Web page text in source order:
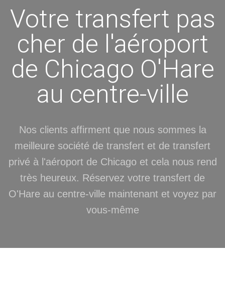
Votre transfert pas
cher de l'aéroport
de Chicago O'Hare
au centre-ville
Nos clients affirment que nous sommes la
meilleure société de transfert et de transfert
privé à l'aéroport de Chicago et cela nous rend
très heureux. Réservez votre transfert de
O'Hare au centre-ville maintenant et voyez par
vous-même